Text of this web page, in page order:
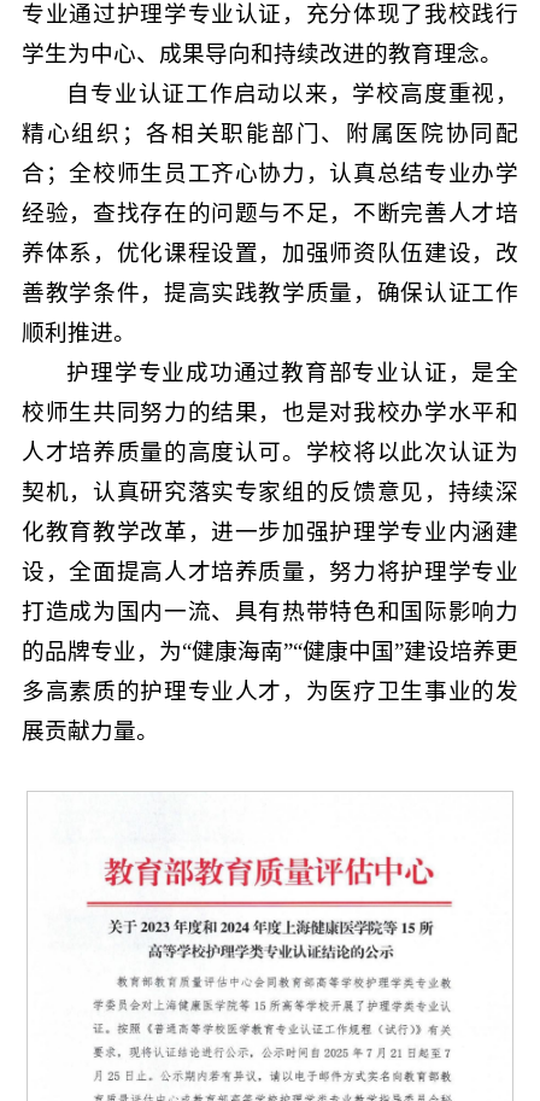
专业通过护理学专业认证，充分体现了我校践行
学生为中心、成果导向和持续改进的教育理念。
自专业认证工作启动以来，学校高度重视，
精心组织；各相关职能部门、附属医院协同配
合；全校师生员工齐心协力，认真总结专业办学
经验，查找存在的问题与不足，不断完善人才培
养体系，优化课程设置，加强师资队伍建设，改
善教学条件，提高实践教学质量，确保认证工作
顺利推进。
护理学专业成功通过教育部专业认证，是全
校师生共同努力的结果，也是对我校办学水平和
人才培养质量的高度认可。学校将以此次认证为
契机，认真研究落实专家组的反馈意见，持续深
化教育教学改革，进一步加强护理学专业内涵建
设，全面提高人才培养质量，努力将护理学专业
打造成为国内一流、具有热带特色和国际影响力
的品牌专业，为“健康海南”“健康中国”建设培养更
多高素质的护理专业人才，为医疗卫生事业的发
展贡献力量。